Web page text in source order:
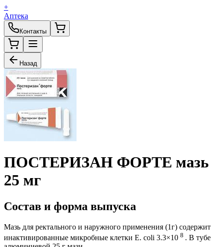
+
Аптека
Контакты
Назад
ПОСТЕРИЗАН ФОРТЕ мазь
25 мг
Состав и форма выпуска
Мазь для ректального и наружного применения (1г) содержит
инактивированные микробные клетки E. coli 3.3×10 8 . В тубе